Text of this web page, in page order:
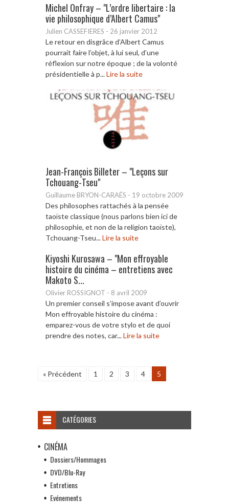
Michel Onfray – "L’ordre libertaire : la
vie philosophique d’Albert Camus"
Julien CASSEFIERES - 26 janvier 2012
Le retour en disgrâce d’Albert Camus
pourrait faire l’objet, à lui seul, d’une
réflexion sur notre époque ; de la volonté
présidentielle à p...Lire la suite
Jean-François Billeter – "Leçons sur
Tchouang-Tseu"
Guillaume BRYON-CARAËS - 19 octobre 2009
Des philosophes rattachés à la pensée
taoïste classique (nous parlons bien ici de
philosophie, et non de la religion taoïste),
Tchouang-Tseu...Lire la suite
Kiyoshi Kurosawa – "Mon effroyable
histoire du cinéma – entretiens avec
Makoto S...
Olivier ROSSIGNOT - 8 avril 2009
Un premier conseil s’impose avant d’ouvrir
Mon effroyable histoire du cinéma :
emparez-vous de votre stylo et de quoi
prendre des notes, car...Lire la suite
« Précédent 1 2 3 4 5
CATÉGORIES
CINÉMA
Dossiers/Hommages
DVD/Blu-Ray
Entretiens
Evénements